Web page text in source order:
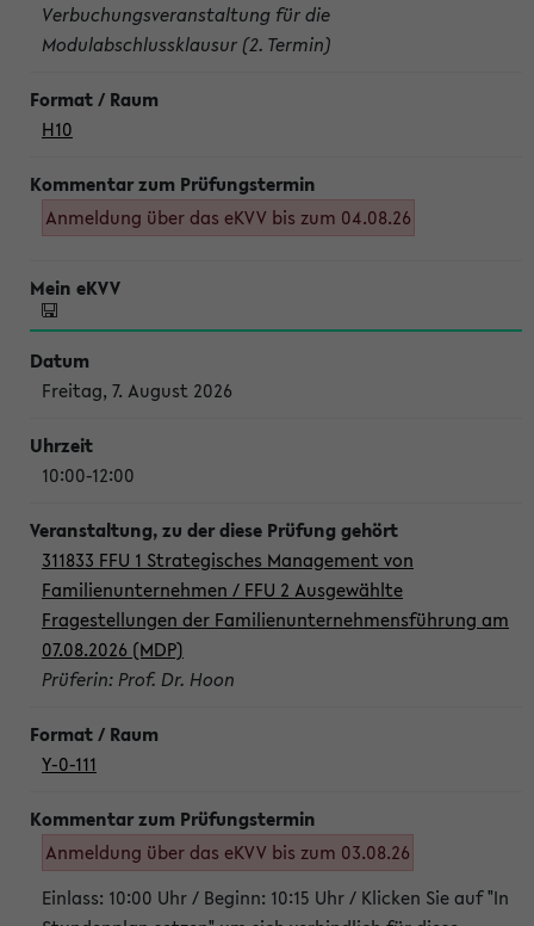
Verbuchungsveranstaltung für die
Modulabschlussklausur (2. Termin)
H10
Anmeldung über das eKVV bis zum 04.08.26
Freitag, 7. August 2026
10:00-12:00
311833 FFU 1 Strategisches Management von
Familienunternehmen / FFU 2 Ausgewählte
Fragestellungen der Familienunternehmensführung am
07.08.2026 (MDP)
Prüferin: Prof. Dr. Hoon
Y-0-111
Anmeldung über das eKVV bis zum 03.08.26
Einlass: 10:00 Uhr / Beginn: 10:15 Uhr / Klicken Sie auf "In